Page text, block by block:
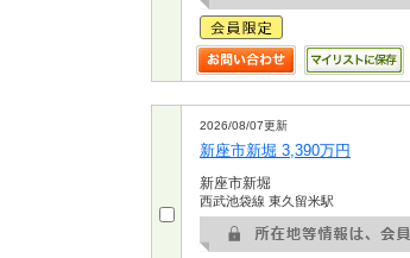
2026/08/07更新
新座市新堀 3,390万円
新座市新堀
西武池袋線 東久留米駅